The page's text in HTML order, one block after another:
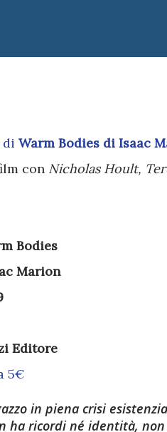
di Warm Bodies di Isaac
con Nicholas Hoult,
Bodies
Marion
Editore
5€
in piena crisi
ha ricordi né identità,